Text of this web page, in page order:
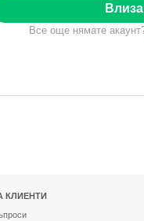
Все още нямате
КЛИЕНТИ